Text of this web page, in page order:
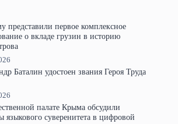
представили первое комплексное
о вкладе грузин в историю
Баталин удостоен звания Героя Труда
палате Крыма обсудили
языкового суверенитета в цифровой